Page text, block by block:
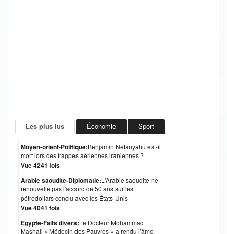
Les plus lus Économie Sport
Moyen-orient-Politique:Benjamin Netanyahu est-il
mort lors des frappes aériennes iraniennes ?
Vue 4241 fois
Arabie saoudite-Diplomatie:L'Arabie saoudite ne
renouvelle pas l'accord de 50 ans sur les
pétrodollars conclu avec les États-Unis
Vue 4041 fois
Egypte-Faits divers:Le Docteur Mohammad
Mashali « Médecin des Pauvres » a rendu l’âme